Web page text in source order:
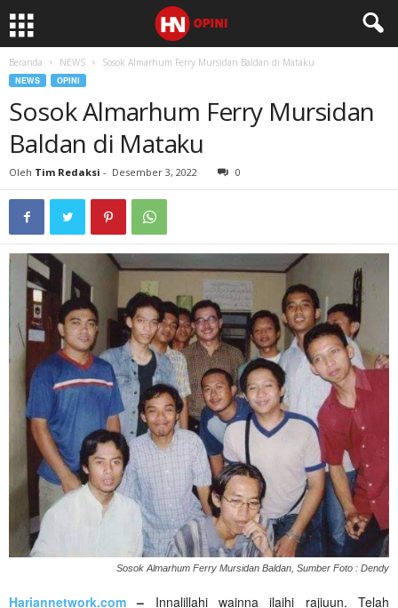
Beranda NEWS Sosok Almarhum Ferry Mursidan Baldan di Mataku
NEWS OPINI
Sosok Almarhum Ferry Mursidan
Baldan di Mataku
Oleh Tim Redaksi - Desember 3, 2022 0
Sosok Almarhum Ferry Mursidan Baldan, Sumber Foto : Dendy
Hariannetwork.com – Innalillahi wainna ilaihi rajiuun. Telah